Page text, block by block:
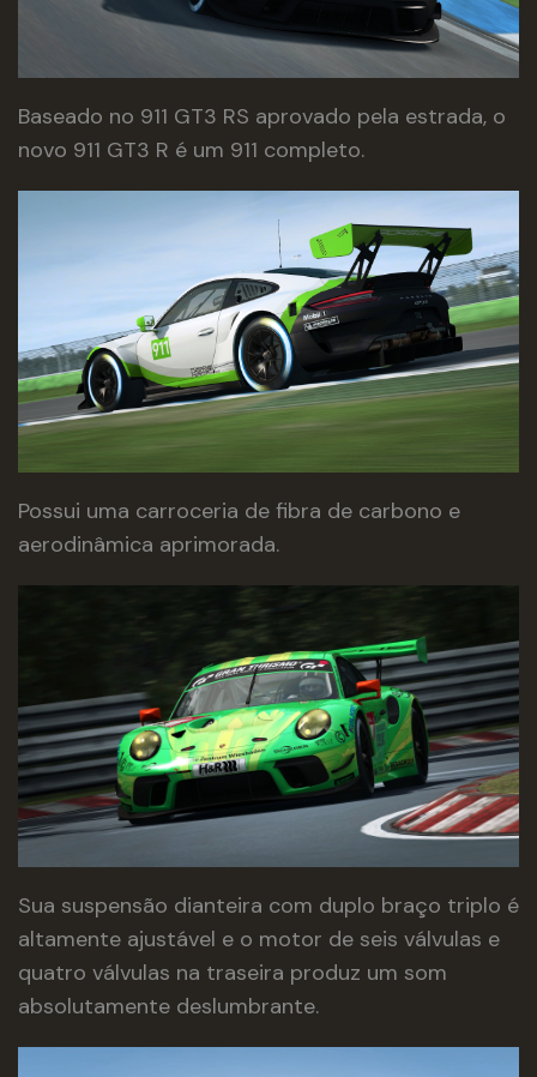
Baseado no 911 GT3 RS aprovado pela estrada, o
novo 911 GT3 R é um 911 completo.
Possui uma carroceria de fibra de carbono e
aerodinâmica aprimorada.
Sua suspensão dianteira com duplo braço triplo é
altamente ajustável e o motor de seis válvulas e
quatro válvulas na traseira produz um som
absolutamente deslumbrante.